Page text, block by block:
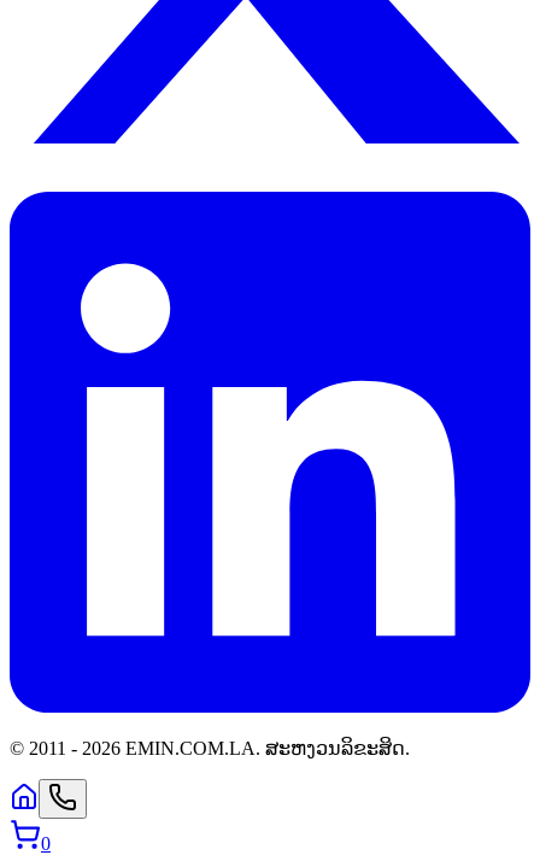
© 2011 - 2026 EMIN.COM.LA. ສະຫງວນລິຂະສິດ.
0